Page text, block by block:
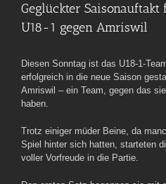
Geglückter Saisonauftakt
U18-1 gegen Amriswil
Diesen Sonntag ist das U18-1-
erfolgreich in die neue Saison
Amriswil – ein Team, gegen das
haben.
Trotz einiger müder Beine, da
Spiel hinter sich hatten, starteten
voller Vorfreude in die Partie.